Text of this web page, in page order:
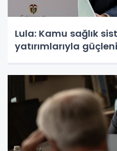
Lula: Kamu sağlık
yatırımlarıyla